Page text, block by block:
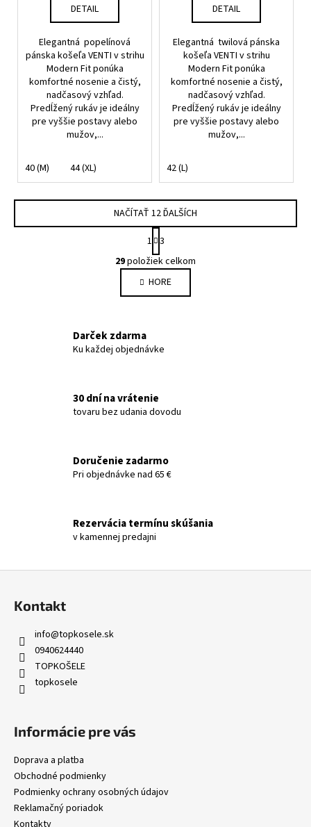
DETAIL
Elegantná popelínová
pánska košeľa VENTI v strihu
Modern Fit ponúka
komfortné nosenie a čistý,
nadčasový vzhľad.
Predĺžený rukáv je ideálny
pre vyššie postavy alebo
mužov,...
40 (M) 44 (XL)
DETAIL
Elegantná twilová pánska
košeľa VENTI v strihu
Modern Fit ponúka
komfortné nosenie a čistý,
nadčasový vzhľad.
Predĺžený rukáv je ideálny
pre vyššie postavy alebo
mužov,...
42 (L)
O
v
l
á
c
p
r
v
i
s
u
NAČÍTAŤ 12 ĎALŠÍCH
S
t
r
á
n
k
n
1 3
29položiek celkom
HORE
Darček zdarma
Ku každej objednávke
30 dní na vrátenie
tovaru bez udania dovodu
Doručenie zadarmo
Pri objednávke nad 65 €
Rezervácia termínu skúšania
v kamennej predajni
Kontakt
info@topkosele.sk
0940624440
TOPKOŠELE
topkosele
Informácie pre vás
Doprava a platba
Obchodné podmienky
Podmienky ochrany osobných údajov
Reklamačný poriadok
Kontakty